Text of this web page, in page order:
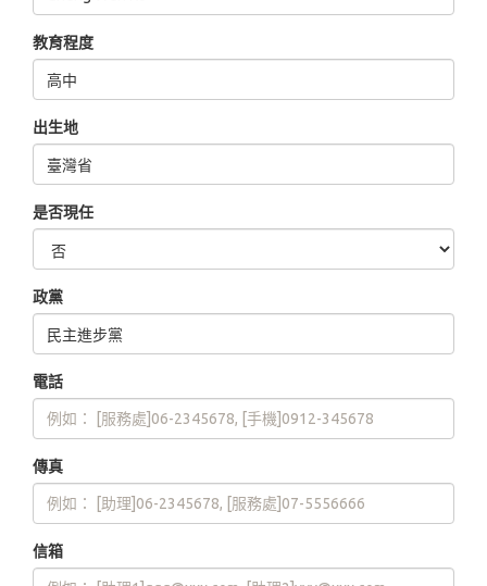
教育程度
出生地
是否現任
政黨
電話
傳真
信箱